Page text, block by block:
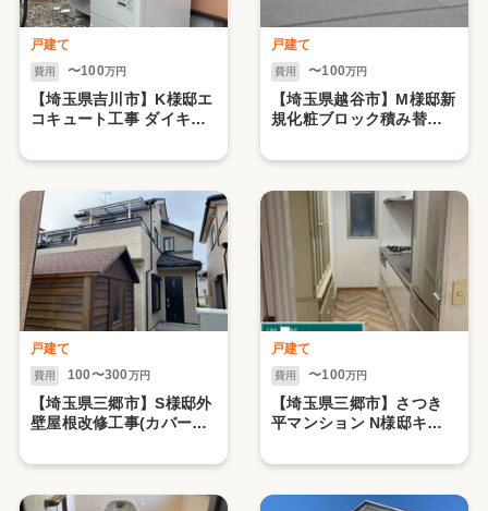
戸建て
費用 〜100万円
【埼玉県吉川市】K様邸エ
コキュート工事 ダイキン
戸建て
費用 〜100万円
【埼玉県越谷市】M様邸新
規化粧ブロック積み替え
戸建て
費用 100〜300万円
【埼玉県三郷市】S様邸外
壁屋根改修工事(カバー工
戸建て
費用 〜100万円
【埼玉県三郷市】さつき
平マンション N様邸キッ
エラ